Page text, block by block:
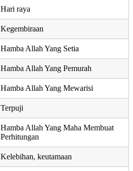
Hari raya
Kegembiraan
Hamba Allah Yang Setia
Hamba Allah Yang Pemurah
Hamba Allah Yang Mewarisi
Terpuji
Hamba Allah Yang Maha Membuat
Perhitungan
Kelebihan, keutamaan